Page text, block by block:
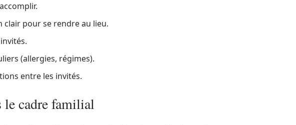
clair pour se rendre au lieu.
(allergies, régimes).
entre les invités.
le cadre familial